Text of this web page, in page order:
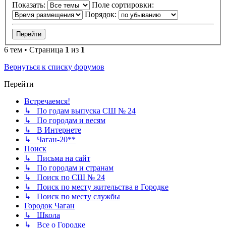
Показать:
Поле сортировки:
Порядок:
6 тем • Страница 1 из 1
Вернуться к списку форумов
Перейти
Встречаемся!
↳ По годам выпуска СШ № 24
↳ По городам и весям
↳ В Интернете
↳ Чаган-20**
Поиск
↳ Письма на сайт
↳ По городам и странам
↳ Поиск по СШ № 24
↳ Поиск по месту жительства в Городке
↳ Поиск по месту службы
Городок Чаган
↳ Школа
↳ Все о Городке